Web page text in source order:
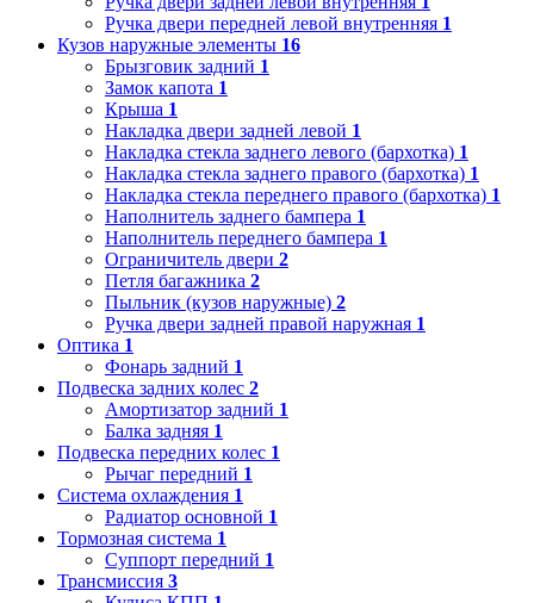
Ручка двери передней левой внутренняя 1
Кузов наружные элементы 16
Брызговик задний 1
Замок капота 1
Крыша 1
Накладка двери задней левой 1
Накладка стекла заднего левого (бархотка) 1
Накладка стекла заднего правого (бархотка) 1
Накладка стекла переднего правого (бархотка) 1
Наполнитель заднего бампера 1
Наполнитель переднего бампера 1
Ограничитель двери 2
Петля багажника 2
Пыльник (кузов наружные) 2
Ручка двери задней правой наружная 1
Оптика 1
Фонарь задний 1
Подвеска задних колес 2
Амортизатор задний 1
Балка задняя 1
Подвеска передних колес 1
Рычаг передний 1
Система охлаждения 1
Радиатор основной 1
Тормозная система 1
Суппорт передний 1
Трансмиссия 3